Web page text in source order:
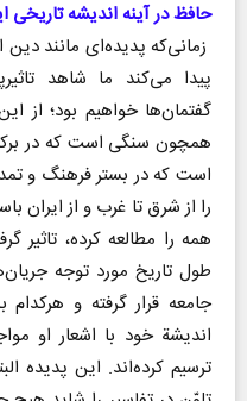
حافظ در آینه اندیشه تاریخی
زمانی‌که پدیده‌ای مانند
پیدا می‌کند ما شاهد
گفتمان‌ها خواهیم بود؛ از
همچون سنگی است که در
است که در بستر فرهنگ و
را از شرق تا غرب و از ایران
همه را مطالعه کرده، تاثیر
طول تاریخ مورد توجه
جامعه قرار گرفته و
اندیشة خود با اشعار او
ترسیم کرده‌اند. این پدیده